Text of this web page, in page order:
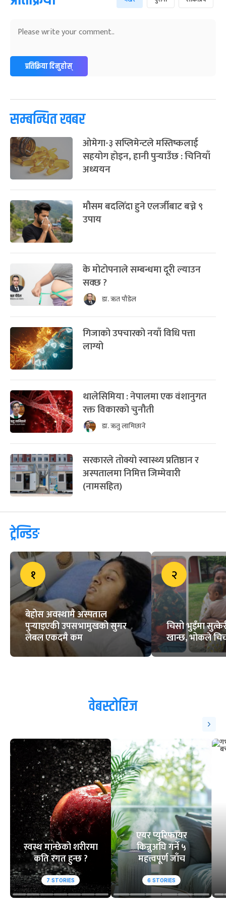
प्रतिक्रिया दिनुहोस्
सम्बन्धित खबर
ओमेगा-३ सप्लिमेन्टले मस्तिष्कलाई
सहयोग होइन, हानी पुर्‍याउँछ : चिनियाँ
अध्ययन
मौसम बदलिँदा हुने एलर्जीबाट बच्ने ९
उपाय
के मोटोपनाले सम्बन्धमा दूरी ल्याउन
सक्छ ?
डा. ऋत पौडेल
गिजाको उपचारको नयाँ विधि पत्ता
लाग्यो
थालेसिमिया : नेपालमा एक वंशानुगत
रक्त विकारको चुनौती
डा. ऋतु लामिछाने
सरकारले तोक्यो स्वास्थ्य प्रतिष्ठान र
अस्पतालमा निमित्त जिम्मेवारी
(नामसहित)
ट्रेन्डिङ
१
बेहोस अवस्थामै अस्पताल
पुर्‍याइएकी उपसभामुखको सुगर
लेबल एकदमै कम
२
चिसो भुइँमा
खान्छ, भोकले
वेबस्टोरिज
स्वस्थ मान्छेको शरीरमा
कति रगत हुन्छ ?
7 STORIES
एयर प्युरिफायर
किन्नुअघि गर्ने ५
महत्त्वपूर्ण जाँच
6 STORIES